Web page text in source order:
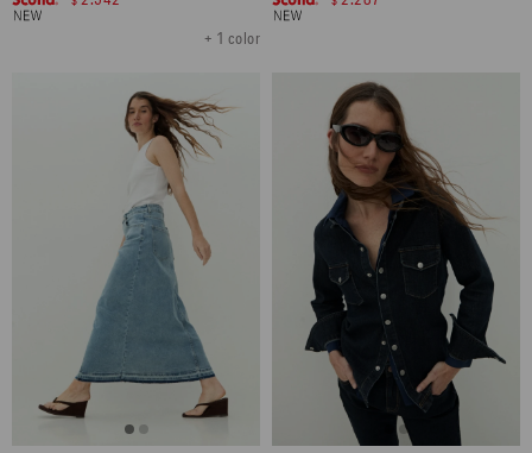
+ 1 color